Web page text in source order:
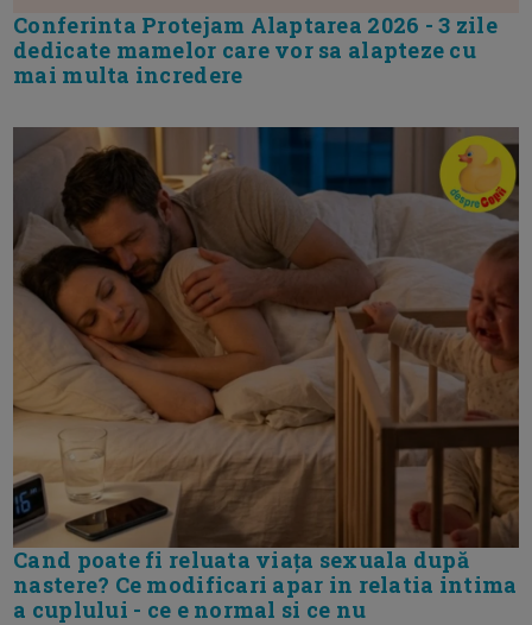
Conferinta Protejam Alaptarea 2026 - 3 zile
dedicate mamelor care vor sa alapteze cu
mai multa incredere
Cand poate fi reluata viața sexuala după
nastere? Ce modificari apar in relatia intima
a cuplului - ce e normal si ce nu